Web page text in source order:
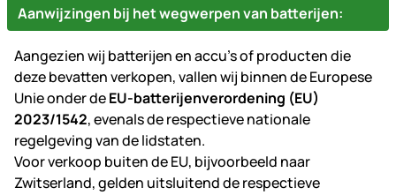
Aanwijzingen bij het wegwerpen van batterijen:
Aangezien wij batterijen en accu's of producten die
deze bevatten verkopen, vallen wij binnen de Europese
Unie onder deEU-batterijenverordening (EU)
2023/1542, evenals de respectieve nationale
regelgeving van de lidstaten.
Voor verkoop buiten de EU, bijvoorbeeld naar
Zwitserland, gelden uitsluitend de respectieve